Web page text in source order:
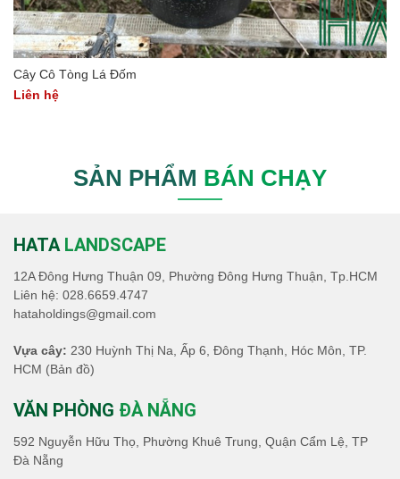
Cây Cô Tòng Lá Đốm
Liên hệ
SẢN PHẨM BÁN CHẠY
HATA LANDSCAPE
12A Đông Hưng Thuận 09, Phường Đông Hưng Thuận, Tp.HCM
Liên hệ: 028.6659.4747
hataholdings@gmail.com
Vựa cây: 230 Huỳnh Thị Na, Ấp 6, Đông Thạnh, Hóc Môn, TP.
HCM (Bản đồ)
VĂN PHÒNG ĐÀ NẴNG
592 Nguyễn Hữu Thọ, Phường Khuê Trung, Quận Cẩm Lệ, TP
Đà Nẵng